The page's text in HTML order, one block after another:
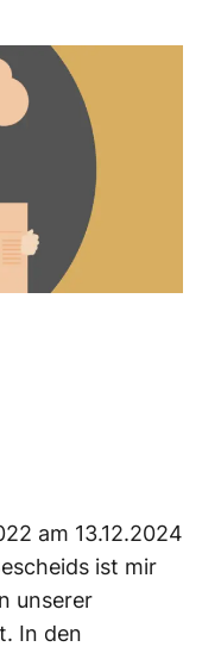
am 13.12.2024
ist mir
unserer
In den